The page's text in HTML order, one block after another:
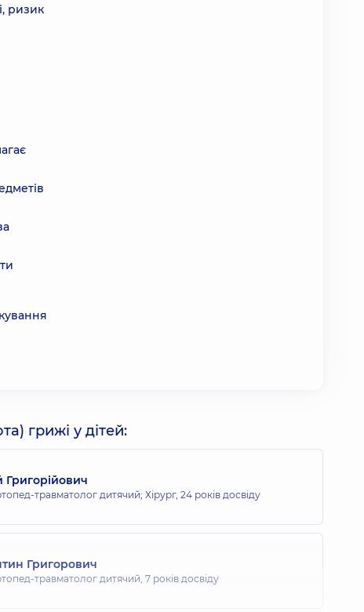
ризик
грижі у дітей:
Григорійович
травматолог дитячий; Хірург, 24 років досвіду
Григорович
травматолог дитячий, 7 років досвіду